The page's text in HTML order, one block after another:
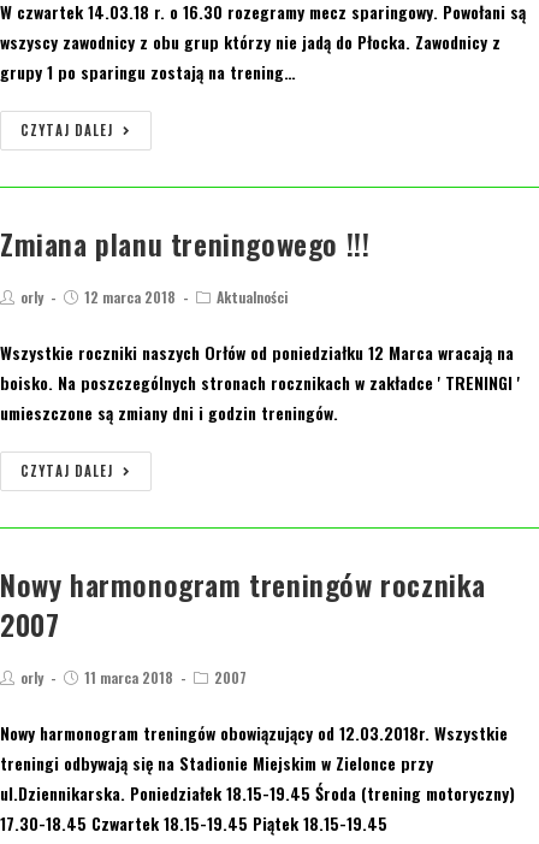
W czwartek 14.03.18 r. o 16.30 rozegramy mecz sparingowy. Powołani są
wszyscy zawodnicy z obu grup którzy nie jadą do Płocka. Zawodnicy z
grupy 1 po sparingu zostają na trening…
CZYTAJ DALEJ
Zmiana planu treningowego !!!
orly 12 marca 2018 Aktualności
Wszystkie roczniki naszych Orłów od poniedziałku 12 Marca wracają na
boisko. Na poszczególnych stronach rocznikach w zakładce ' TRENINGI '
umieszczone są zmiany dni i godzin treningów.
CZYTAJ DALEJ
Nowy harmonogram treningów rocznika
2007
orly 11 marca 2018 2007
Nowy harmonogram treningów obowiązujący od 12.03.2018r. Wszystkie
treningi odbywają się na Stadionie Miejskim w Zielonce przy
ul.Dziennikarska. Poniedziałek 18.15-19.45 Środa (trening motoryczny)
17.30-18.45 Czwartek 18.15-19.45 Piątek 18.15-19.45